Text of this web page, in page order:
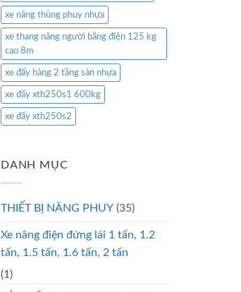
xe nâng thùng phuy nhựa
xe thang nâng người bằng điện 125 kg
cao 8m
xe đẩy hàng 2 tầng sàn nhựa
xe đẩy xth250s1 600kg
xe đẩy xth250s2
DANH MỤC
THIẾT BỊ NÂNG PHUY (35)
Xe nâng điện đứng lái 1 tấn, 1.2
tấn, 1.5 tấn, 1.6 tấn, 2 tấn
(1)